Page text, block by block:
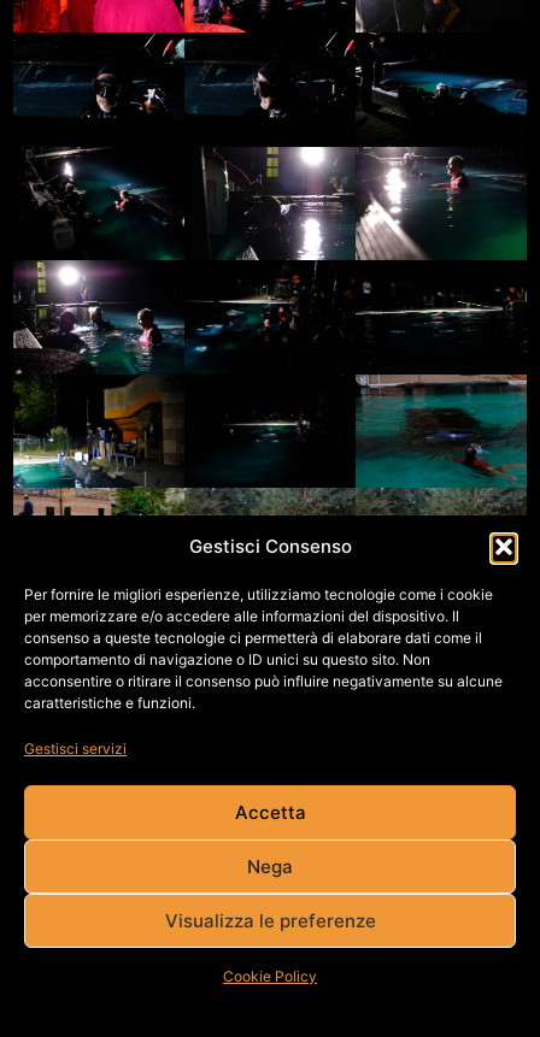
Gestisci Consenso
Per fornire le migliori esperienze, utilizziamo tecnologie come i cookie
per memorizzare e/o accedere alle informazioni del dispositivo. Il
consenso a queste tecnologie ci permetterà di elaborare dati come il
comportamento di navigazione o ID unici su questo sito. Non
acconsentire o ritirare il consenso può influire negativamente su alcune
caratteristiche e funzioni.
Gestisci servizi
Accetta
Nega
Visualizza le preferenze
Cookie Policy